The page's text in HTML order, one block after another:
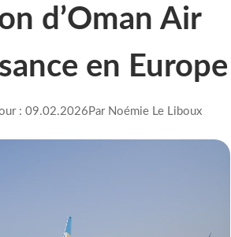
d’Oman Air
en Europe
: 09.02.2026 Par Noémie Le Liboux